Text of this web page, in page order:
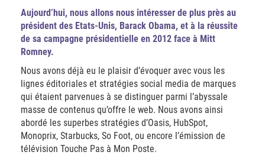
Aujourd’hui, nous allons nous intéresser de plus près au
président des Etats-Unis, Barack Obama, et à la réussite
de sa campagne présidentielle en 2012 face à Mitt
Romney.
Nous avons déjà eu le plaisir d’évoquer avec vous les
lignes éditoriales et stratégies social media de marques
qui étaient parvenues à se distinguer parmi l’abyssale
masse de contenus qu’offre le web. Nous avons ainsi
abordé les superbes stratégies d’Oasis, HubSpot,
Monoprix, Starbucks, So Foot, ou encore l’émission de
télévision Touche Pas à Mon Poste.